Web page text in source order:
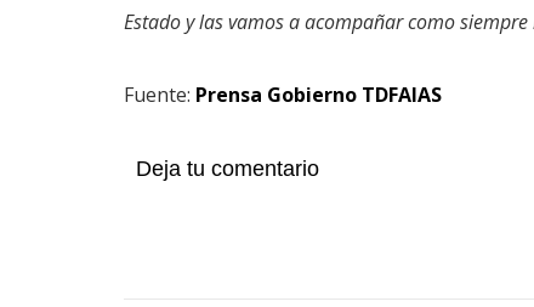
Estado y las vamos a acompañar como
Fuente: Prensa Gobierno TDFAIAS
Deja tu comentario